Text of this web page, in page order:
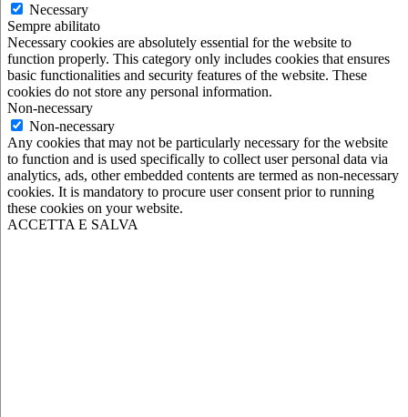
Necessary
Sempre abilitato
Necessary cookies are absolutely essential for the website to
function properly. This category only includes cookies that ensures
basic functionalities and security features of the website. These
cookies do not store any personal information.
Non-necessary
Non-necessary
Any cookies that may not be particularly necessary for the website
to function and is used specifically to collect user personal data via
analytics, ads, other embedded contents are termed as non-necessary
cookies. It is mandatory to procure user consent prior to running
these cookies on your website.
ACCETTA E SALVA